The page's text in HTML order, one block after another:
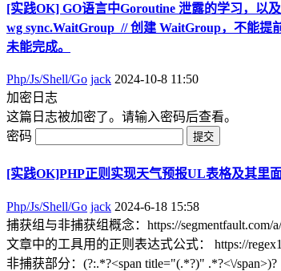
[实践OK] GO语言中Goroutine 泄露的学习，以
wg sync.WaitGroup // 创建 WaitGroup，不能提
未能完成。
Php/Js/Shell/Go jack 2024-10-8 11:50
加密日志
这篇日志被加密了。请输入密码后查看。
密码
[实践OK]PHP正则实现天气预报UL表格及其里
Php/Js/Shell/Go jack 2024-6-18 15:58
捕获组与非捕获组概念：https://segmentfault.com/
文章中的工具用的正则表达式公式： https://
非捕获部分：(?:.*?<span title="(.*?)" .*?<\/span>)?